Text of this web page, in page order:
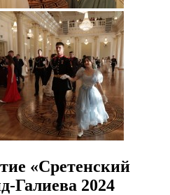
«Сретенский
Галиева 2024